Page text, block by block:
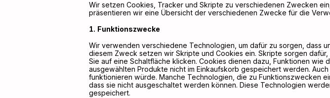
Wir setzen Cookies, Tracker und Skripte zu verschiedenen Zwecken
präsentieren wir eine Übersicht der verschiedenen Zwecke für die
Funktionszwecke
Wir verwenden verschiedene Technologien, um dafür zu sorgen, dass
diesem Zweck setzen wir Skripte und Cookies ein. Skripte sorgen
Sie auf eine Schaltfläche klicken. Cookies dienen dazu, Funktionen wie
ausgewählten Produkte nicht im Einkaufskorb gespeichert werden.
funktionieren würde. Manche Technologien, die zu Funktionszwecken
dass sie nicht ausgeschaltet werden können. Diese Technologien
gespeichert.